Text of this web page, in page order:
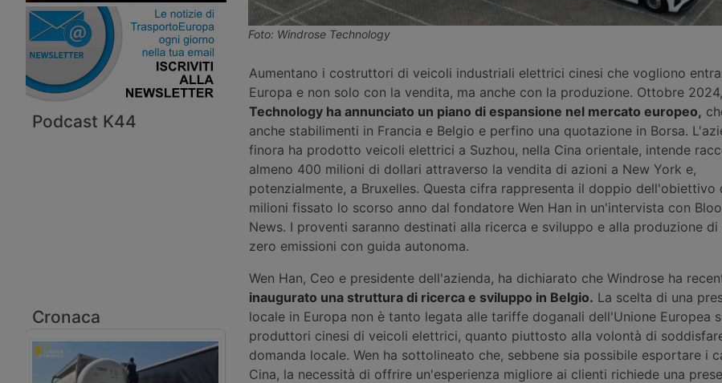
Podcast K44
Cronaca
Foto: Windrose Technology
Aumentano i costruttori di veicoli industriali elettrici cinesi che vogliono
Europa e non solo con la vendita, ma anche con la produzione. Ottobre 2024,
Technology ha annunciato un piano di espansione nel mercato europeo,
anche stabilimenti in Francia e Belgio e perfino una quotazione in Borsa.
finora ha prodotto veicoli elettrici a Suzhou, nella Cina orientale, intende
almeno 400 milioni di dollari attraverso la vendita di azioni a New York e,
potenzialmente, a Bruxelles. Questa cifra rappresenta il doppio dell'obiettivo
milioni fissato lo scorso anno dal fondatore Wen Han in un'intervista con
News. I proventi saranno destinati alla ricerca e sviluppo e alla produzione di
zero emissioni con guida autonoma.
Wen Han, Ceo e presidente dell'azienda, ha dichiarato che Windrose ha
inaugurato una struttura di ricerca e sviluppo in Belgio. La scelta di una
locale in Europa non è tanto legata alle tariffe doganali dell'Unione Europea
produttori cinesi di veicoli elettrici, quanto piuttosto alla volontà di
domanda locale. Wen ha sottolineato che, sebbene sia possibile esportare i
Cina, la necessità di offrire un'esperienza migliore ai clienti richiede una